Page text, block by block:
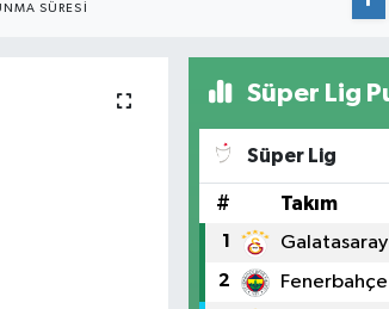
SÜRESI
Süper Lig
Süper Lig
# Takım
1 Galatasaray
2 Fenerbahçe